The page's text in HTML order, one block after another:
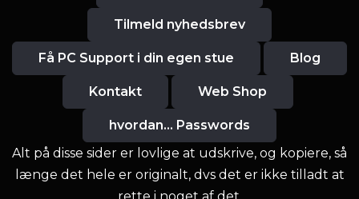
Tilmeld nyhedsbrev
Få PC Support i din egen stue Blog
Kontakt Web Shop
hvordan... Passwords
Alt på disse sider er lovlige at udskrive, og kopiere, så
længe det hele er originalt, dvs det er ikke tilladt at